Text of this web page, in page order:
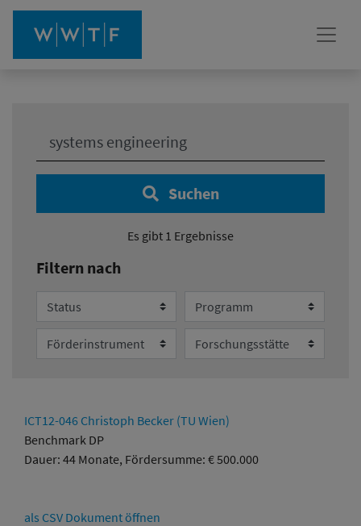
Suchen
Es gibt 1 Ergebnisse
Filtern nach
Status Programm
Förderinstrument Forschungsstätte
ICT12-046 Christoph Becker (TU Wien)
Benchmark DP
Dauer: 44 Monate, Fördersumme: € 500.000
als CSV Dokument öffnen